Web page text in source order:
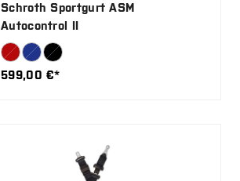
Schroth Sportgurt ASM
Autocontrol II
599,00 €*